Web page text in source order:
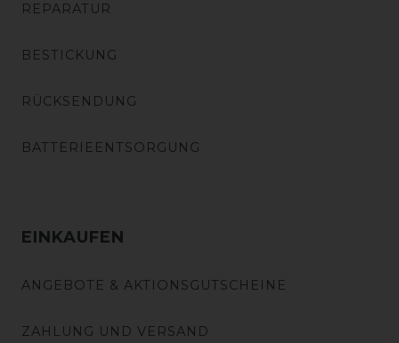
REPARATUR
BESTICKUNG
RÜCKSENDUNG
BATTERIEENTSORGUNG
EINKAUFEN
ANGEBOTE & AKTIONSGUTSCHEINE
ZAHLUNG UND VERSAND